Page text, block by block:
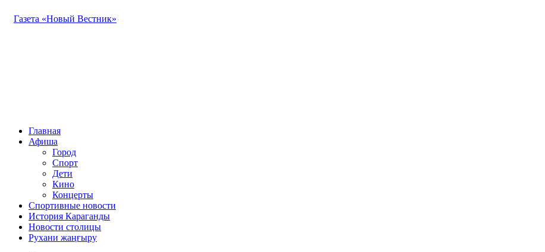
Газета «Новый Вестник»
Главная
Афиша
Город
Спорт
Дети
Кино
Концерты
Спортивные новости
История Караганды
Новости столицы
Рухани жаңғыру